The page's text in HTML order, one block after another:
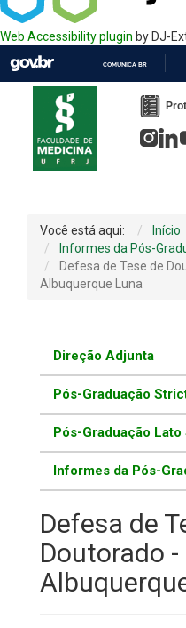
Web Accessibility plugin by DJ-
COMUNICA BR
Você está aqui: Início
Informes da Pós-
Defesa de Tese de
Albuquerque Luna
Direção Adjunta
Pós-Graduação
Pós-Graduação Lato
Informes da Pós-
Defesa de
Doutorado